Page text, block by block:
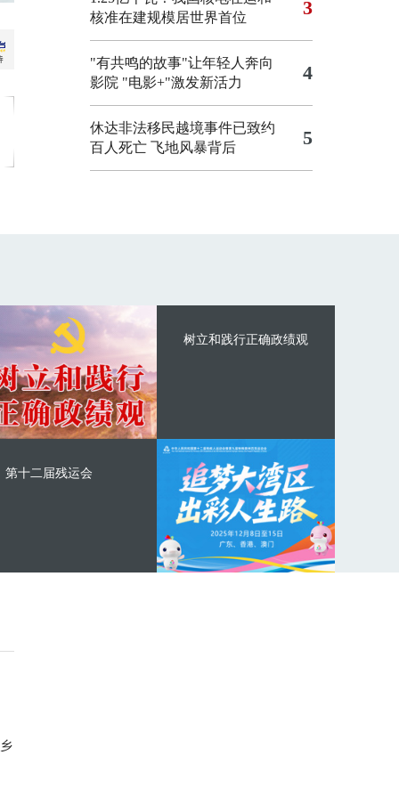
核准在建规模居世界首位
3
"有共鸣的故事"让年轻人奔向
影院 "电影+"激发新活力 4
休达非法移民越境事件已致约
百人死亡 飞地风暴背后 5
树立和践行正确政绩观
第十二届残运会